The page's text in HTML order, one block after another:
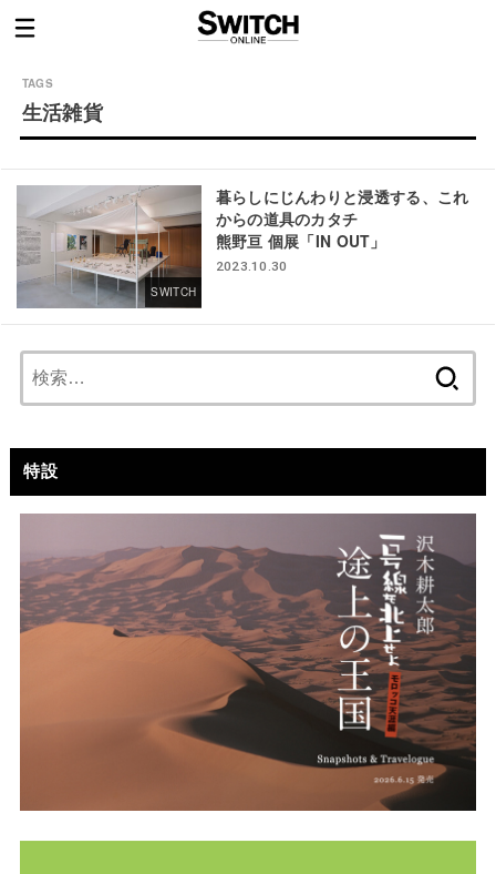
生活雑貨
SWITCH
暮らしにじんわりと浸透する、これ
からの道具のカタチ
熊野亘 個展「IN OUT」
2023.10.30
特設